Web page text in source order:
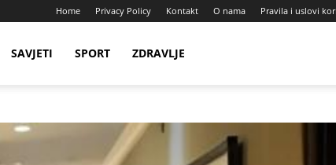
Home Privacy Policy Kontakt O nama Pravila i uslovi
SAVJETI SPORT ZDRAVLJE